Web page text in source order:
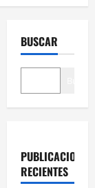
BUSCAR
PUBLICACIONES
RECIENTES